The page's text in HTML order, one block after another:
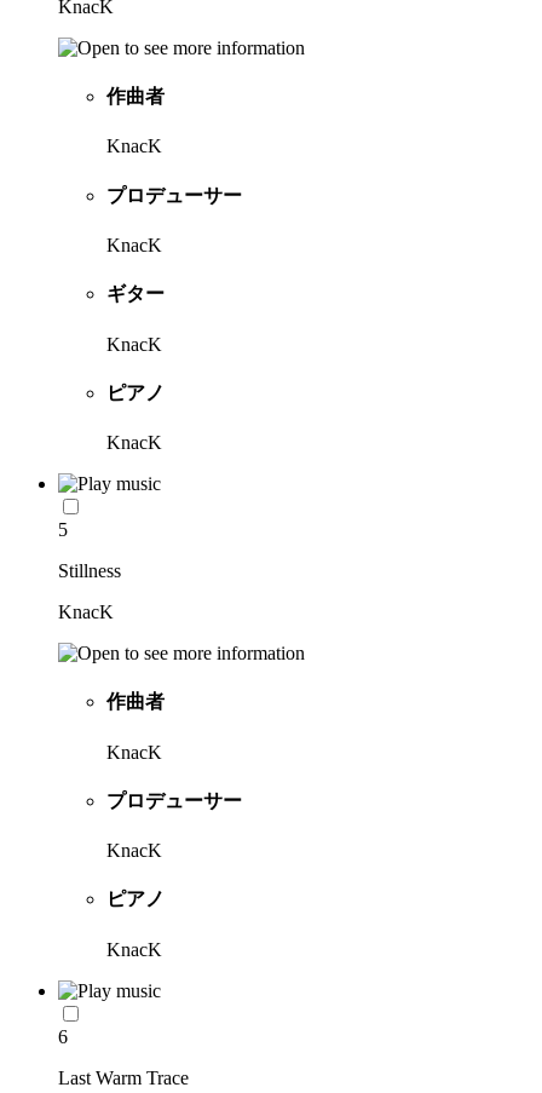
KnacK
作曲者
KnacK
プロデューサー
KnacK
ギター
KnacK
ピアノ
KnacK
5
Stillness
KnacK
作曲者
KnacK
プロデューサー
KnacK
ピアノ
KnacK
6
Last Warm Trace